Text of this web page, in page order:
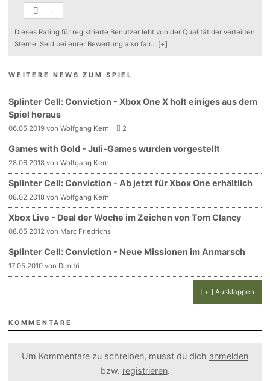
-
Dieses Rating für registrierte Benutzer lebt von der Qualität der verteilten
Sterne. Seid bei eurer Bewertung also fair... [+]
WEITERE NEWS ZUM SPIEL
Splinter Cell: Conviction - Xbox One X holt einiges aus dem
Spiel heraus
06.05.2019 von Wolfgang Kern 2
Games with Gold - Juli-Games wurden vorgestellt
28.06.2018 von Wolfgang Kern
Splinter Cell: Conviction - Ab jetzt für Xbox One erhältlich
08.02.2018 von Wolfgang Kern
Xbox Live - Deal der Woche im Zeichen von Tom Clancy
08.05.2012 von Marc Friedrichs
Splinter Cell: Conviction - Neue Missionen im Anmarsch
17.05.2010 von Dimitri
[ + ] Ausklappen
KOMMENTARE
Um Kommentare zu schreiben, musst du dich anmelden
bzw. registrieren.